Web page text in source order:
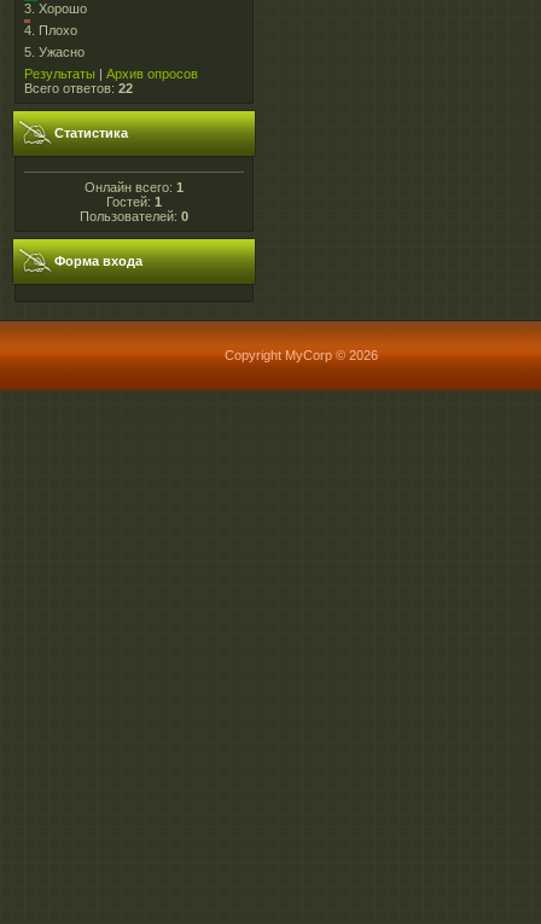
3. Хорошо
4. Плохо
5. Ужасно
Результаты | Архив опросов
Всего ответов: 22
Статистика
Онлайн всего: 1
Гостей: 1
Пользователей: 0
Форма входа
Copyright MyCorp © 2026